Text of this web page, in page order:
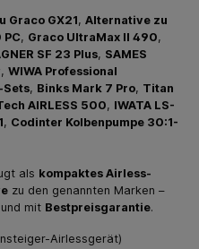
Graco GX21, Alternative zu
, Graco UltraMax II 490,
SF 23 Plus, SAMES
, WIWA Professional
Sets, Binks Mark 7 Pro, Titan
AIRLESS 500, IWATA LS-
, Codinter Kolbenpumpe 30:1-
als kompaktes Airless-
zu den genannten Marken –
und mit Bestpreisgarantie.
Airlessgerät)